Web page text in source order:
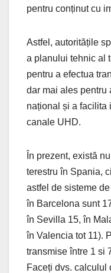
pentru conținut cu
Astfel, autoritățile
a planului tehnic al
pentru a efectua
dar mai ales pentru
național și a facilita
canale UHD.
În prezent, există
terestru în Spania,
astfel de sisteme
în Barcelona sunt
în Sevilla 15, în
în Valencia tot 11).
transmise între 1 si
Faceți dvs. calculul